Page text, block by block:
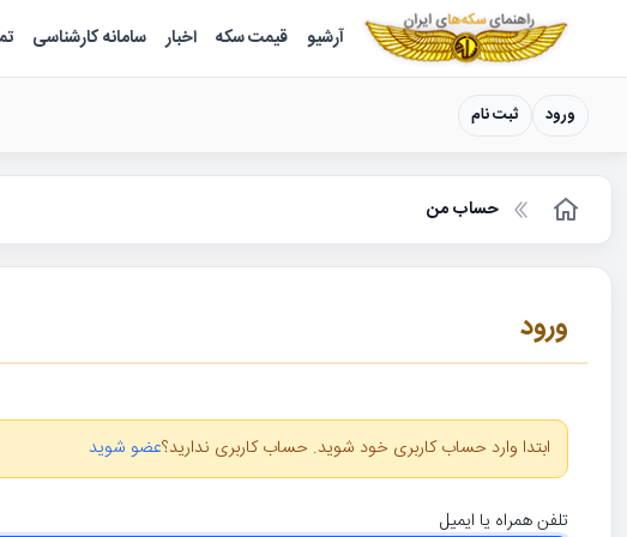
سکه ها ؛ راهنمای سکه شناسی
آرشیو قیمت سکه اخبار سامانه کارشناسی
ورود ثبت نام
حساب من
ورود
ابتدا وارد حساب کاربری خود شوید. حساب کاربری ندارید؟عضو شوید
تلفن همراه یا ایمیل